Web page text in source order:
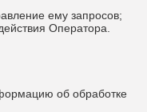
ему запросов;
Оператора.
об обработке